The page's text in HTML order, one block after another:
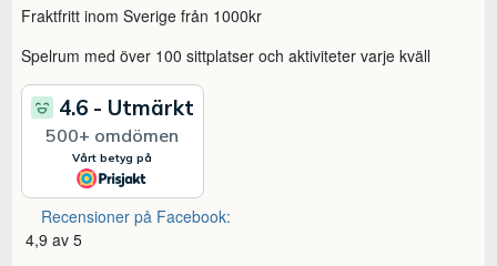
Fraktfritt inom Sverige från 1000kr
Spelrum med över 100 sittplatser och aktiviteter varje kväll
Recensioner på Facebook:
4,9 av 5